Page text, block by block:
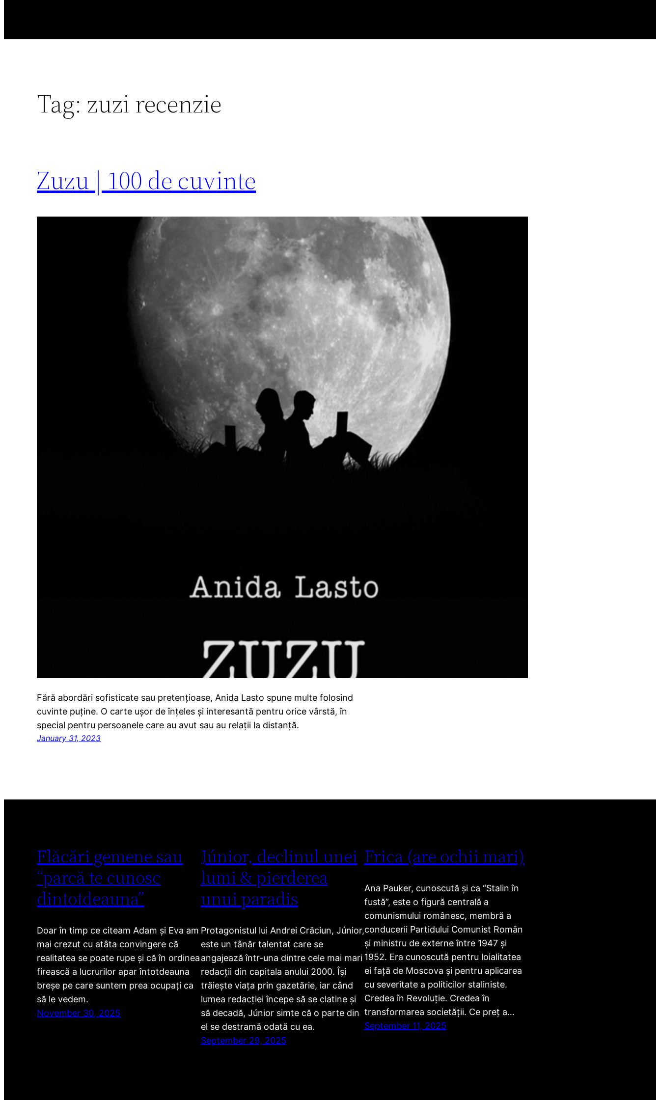
Tag: zuzi recenzie
Zuzu | 100 de cuvinte
Fără abordări sofisticate sau pretențioase, Anida Lasto spune multe folosind
cuvinte puține. O carte ușor de înțeles și interesantă pentru orice vârstă, în
special pentru persoanele care au avut sau au relații la distanță.
January 31, 2023
Flăcări gemene sau
“parcă te cunosc
dintotdeauna”
Doar în timp ce citeam Adam și Eva am
mai crezut cu atâta convingere că
realitatea se poate rupe și că în ordinea
firească a lucrurilor apar întotdeauna
breșe pe care suntem prea ocupați ca
să le vedem.
November 30, 2025
Júnior, declinul unei
lumi & pierderea
unui paradis
Protagonistul lui Andrei Crăciun, Júnior,
este un tânăr talentat care se
angajează într-una dintre cele mai mari
redacții din capitala anului 2000. Își
trăiește viața prin gazetărie, iar când
lumea redacției începe să se clatine și
să decadă, Júnior simte că o parte din
el se destramă odată cu ea.
September 29, 2025
Frica (are ochii mari)
Ana Pauker, cunoscută și ca “Stalin în
fustă”, este o figură centrală a
comunismului românesc, membră a
conducerii Partidului Comunist Român
și ministru de externe între 1947 și
1952. Era cunoscută pentru loialitatea
ei față de Moscova și pentru aplicarea
cu severitate a politicilor staliniste.
Credea în Revoluție. Credea în
transformarea societății. Ce preț a…
September 11, 2025